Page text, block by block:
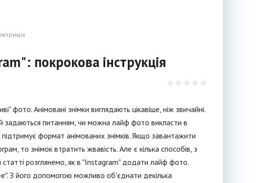
покрокова інструкція
фото. Анімовані знімки виглядають цікавіше, ніж звичайні.
задаються питанням, чи можна лайф фото викласти в
формат анімованих знімків. Якщо завантажити
то знімок втратить жвавість. Але є кілька способів, з
розглянемо, як в "Instagram" додати лайф фото.
З його допомогою можливо об'єднати декілька